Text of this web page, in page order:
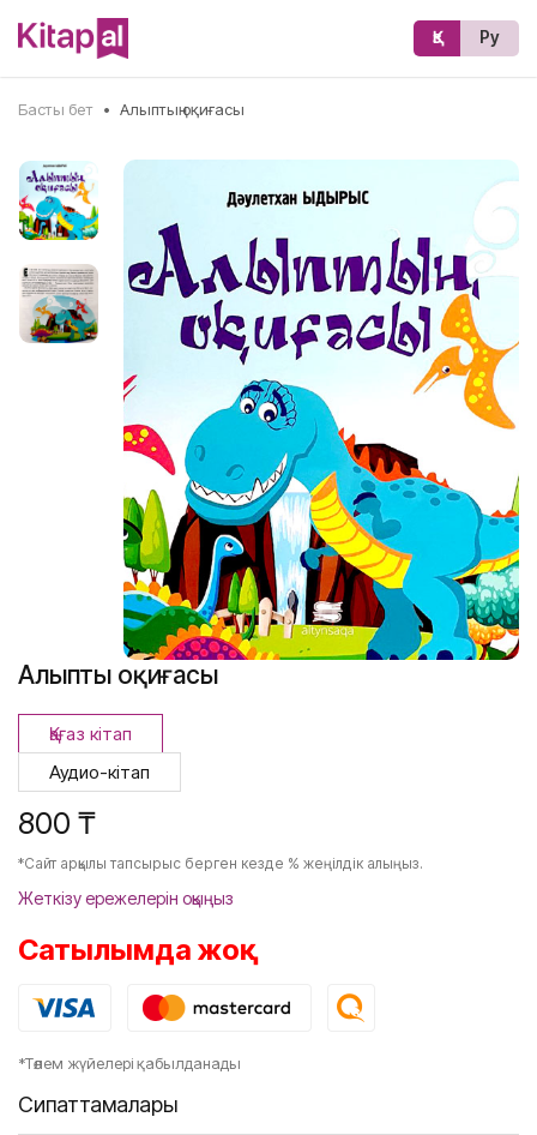
Қз Ру
Басты бет • Алыптың оқиғасы
Алыптың оқиғасы
Қағаз кітап
Аудио-кітап
800 ₸
*Сайт арқылы тапсырыс берген кезде % жеңілдік алыңыз.
Жеткізу ережелерін оқыңыз
Сатылымда жоқ
*Төлем жүйелері қабылданады
Сипаттамалары